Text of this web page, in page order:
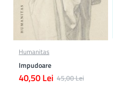
Humanitas
Impudoare
40,50 Lei 45,00 Lei